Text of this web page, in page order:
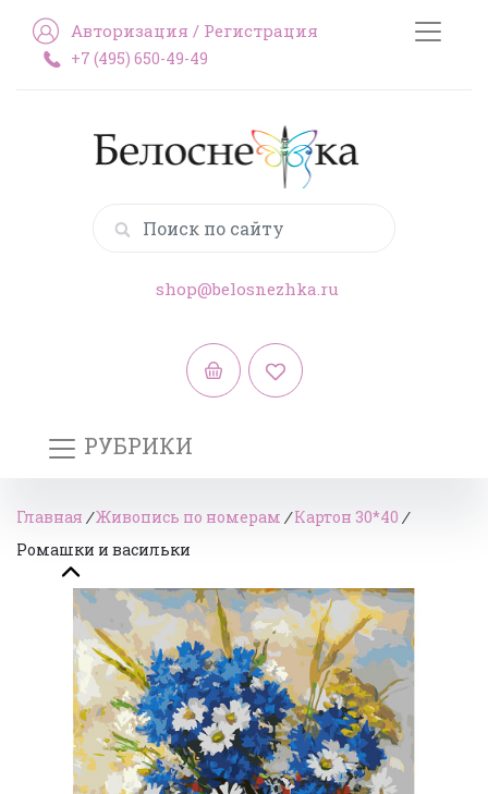
Авторизация / Регистрация
+7 (495) 650-49-49
shop@belosnezhka.ru
РУБРИКИ
Главная /Живопись по номерам /Картон 30*40 /
Ромашки и васильки